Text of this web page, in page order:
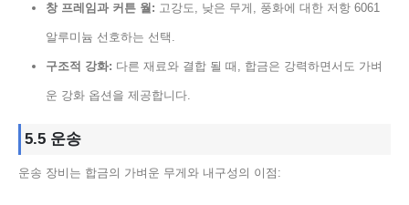
창 프레임과 커튼 월: 고강도, 낮은 무게, 풍화에 대한 저항 6061
알루미늄 선호하는 선택.
구조적 강화: 다른 재료와 결합 될 때, 합금은 강력하면서도 가벼
운 강화 옵션을 제공합니다.
5.5 운송
운송 장비는 합금의 가벼운 무게와 내구성의 이점: